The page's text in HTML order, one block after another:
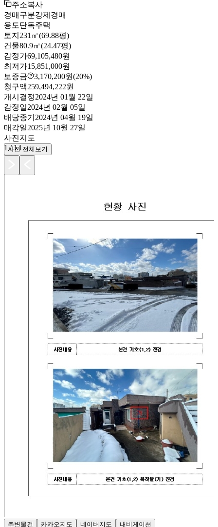
주소복사
경매구분강제경매
용도단독주택
토지 231㎡(69.88평)
건물80.9㎡(24.47평)
감정가69,105,480원
최저가15,851,000원
보증금
3,170,200원(20%)
청구액259,494,222원
개시결정2024년 01월 22일
감정일2024년 02월 05일
배당종기 2024년 04월 19일
매각일2025년 10월 27일
사진지도
1 /14
사진 전체보기
주변물건 카카오지도 네이버지도 내비게이션